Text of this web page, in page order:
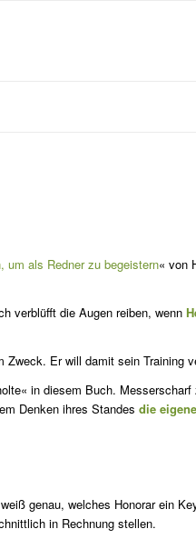
um als Redner zu begeistern« von
verblüfft die Augen reiben, wenn
Zweck. Er will damit sein Training
in diesem Buch. Messerscharf
Denken ihres Standes die
genau, welches Honorar ein
in Rechnung stellen.